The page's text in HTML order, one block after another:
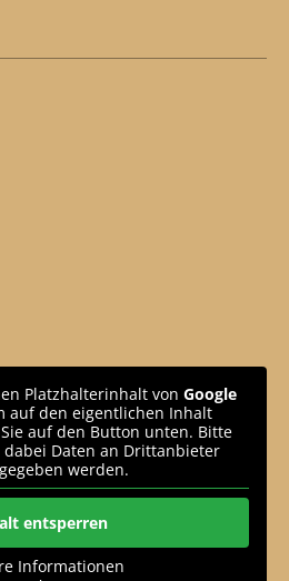
Platzhalterinhalt von Google
auf den eigentlichen Inhalt
auf den Button unten. Bitte
dabei Daten an Drittanbieter
werden.
entsperren
Informationen